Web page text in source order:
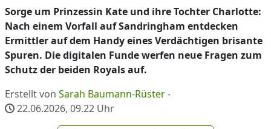
Sorge um Prinzessin Kate und ihre Tochter Charlotte:
Nach einem Vorfall auf Sandringham entdecken
Ermittler auf dem Handy eines Verdächtigen brisante
Spuren. Die digitalen Funde werfen neue Fragen zum
Schutz der beiden Royals auf.
Erstellt von Sarah Baumann-Rüster-
22.06.2026, 09.22 Uhr